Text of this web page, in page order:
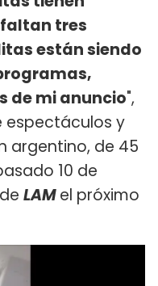
tres
están siendo
de mi anuncio",
espectáculos y
argentino, de 45
10 de
LAMel próximo